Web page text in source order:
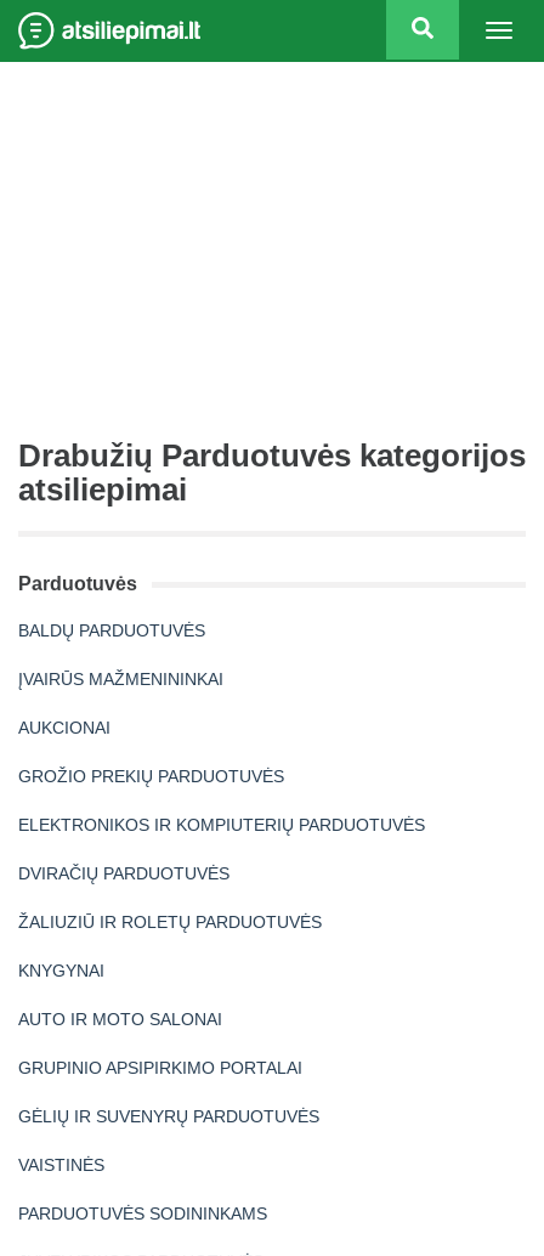
Drabužių Parduotuvės kategorijos
atsiliepimai
Parduotuvės
BALDŲ PARDUOTUVĖS
ĮVAIRŪS MAŽMENININKAI
AUKCIONAI
GROŽIO PREKIŲ PARDUOTUVĖS
ELEKTRONIKOS IR KOMPIUTERIŲ PARDUOTUVĖS
DVIRAČIŲ PARDUOTUVĖS
ŽALIUZIŪ IR ROLETŲ PARDUOTUVĖS
KNYGYNAI
AUTO IR MOTO SALONAI
GRUPINIO APSIPIRKIMO PORTALAI
GĖLIŲ IR SUVENYRŲ PARDUOTUVĖS
VAISTINĖS
PARDUOTUVĖS SODININKAMS